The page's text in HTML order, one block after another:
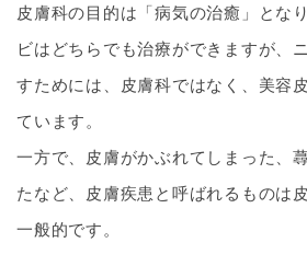
皮膚科の目的は「病気の治癒」とな
ビはどちらでも治療ができますが、
すためには、皮膚科ではなく、美容
ています。
一方で、皮膚がかぶれてしまった、
たなど、皮膚疾患と呼ばれるものは
一般的です。